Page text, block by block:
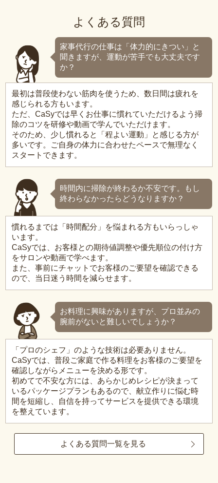
よくある質問
家事代行の仕事は「体力的にきつい」と
聞きますが、運動が苦手でも大丈夫です
か？
最初は普段使わない筋肉を使うため、数日間は疲れを
感じられる方もいます。
ただ、CaSyでは早くお仕事に慣れていただけるよう掃
除のコツを研修や動画で学んでいただけます。
そのため、少し慣れると「程よい運動」と感じる方が
多いです。ご自身の体力に合わせたペースで無理なく
スタートできます。
時間内に掃除が終わるか不安です。もし
終わらなかったらどうなりますか？
慣れるまでは「時間配分」を悩まれる方もいらっしゃ
います。
CaSyでは、お客様との期待値調整や優先順位の付け方
をサロンや動画で学べます。
また、事前にチャットでお客様のご要望を確認できる
ので、当日迷う時間を減らせます。
お料理に興味がありますが、プロ並みの
腕前がないと難しいでしょうか？
「プロのシェフ」のような技術は必要ありません。
CaSyでは、普段ご家庭で作る料理をお客様のご要望を
確認しながらメニューを決める形です。
初めてで不安な方には、あらかじめレシピが決まって
いるパッケージプランもあるので、献立作りに悩む時
間を短縮し、自信を持ってサービスを提供できる環境
を整えています。
よくある質問一覧を見る